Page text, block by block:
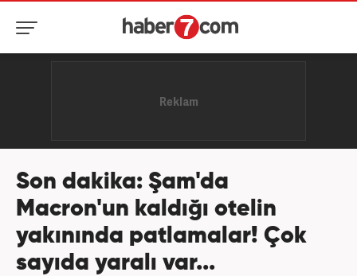
Son dakika: Şam'da
Macron'un kaldığı otelin
yakınında patlamalar! Çok
sayıda yaralı var...